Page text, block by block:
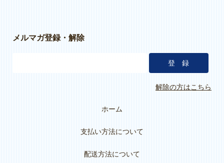
メルマガ登録・解除
解除の方はこちら
ホーム
支払い方法について
配送方法について